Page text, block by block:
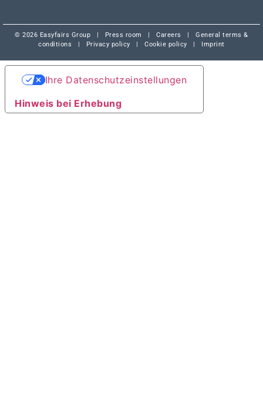
© 2026 Easyfairs Group | Press room |Careers |General terms &
conditions | Privacy policy |Cookie policy | Imprint
Hinweis bei Erhebung
Ihre Datenschutzeinstellungen